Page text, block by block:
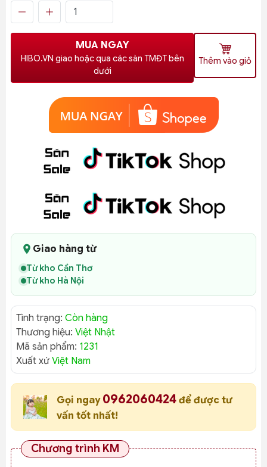
MUA NGAY
HIBO.VN giao hoặc qua các sàn TMĐT bên
dưới
Thêm vào giỏ
Giao hàng từ
Từ kho Cần Thơ
Từ kho Hà Nội
Tình trạng: Còn hàng
Thương hiệu: Việt Nhật
Mã sản phẩm: 1231
Xuất xứ Việt Nam
Gọi ngay 0962060424 để được tư
vấn tốt nhất!
Chương trình KM